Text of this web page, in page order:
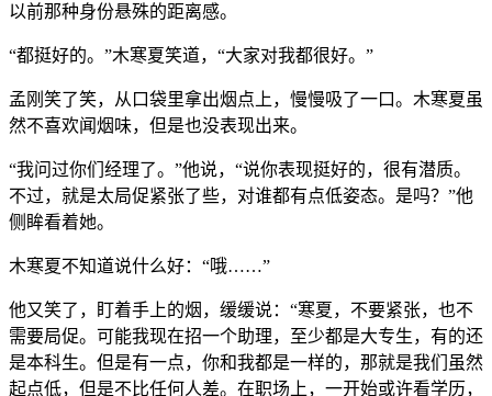
以前那种身份悬殊的距离感。
“都挺好的。”木寒夏笑道，“大家对我都很好。”
孟刚笑了笑，从口袋里拿出烟点上，慢慢吸了一口。木寒夏虽
然不喜欢闻烟味，但是也没表现出来。
“我问过你们经理了。”他说，“说你表现挺好的，很有潜质。
不过，就是太局促紧张了些，对谁都有点低姿态。是吗？”他
侧眸看着她。
木寒夏不知道说什么好：“哦……”
他又笑了，盯着手上的烟，缓缓说：“寒夏，不要紧张，也不
需要局促。可能我现在招一个助理，至少都是大专生，有的还
是本科生。但是有一点，你和我都是一样的，那就是我们虽然
起点低，但是不比任何人差。在职场上，一开始或许看学历，